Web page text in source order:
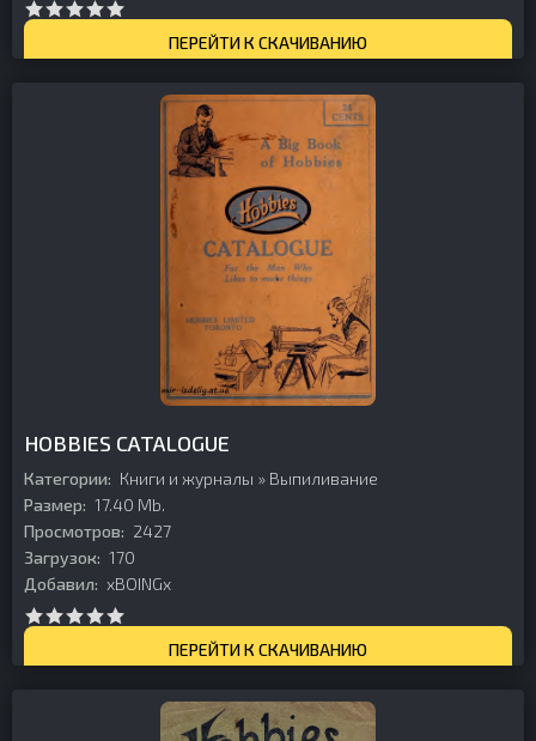
ПЕРЕЙТИ К СКАЧИВАНИЮ
HOBBIES CATALOGUE
Категории: Книги и журналы » Выпиливание
Размер: 17.40 Mb.
Просмотров: 2427
Загрузок: 170
Добавил: xBOINGx
ПЕРЕЙТИ К СКАЧИВАНИЮ